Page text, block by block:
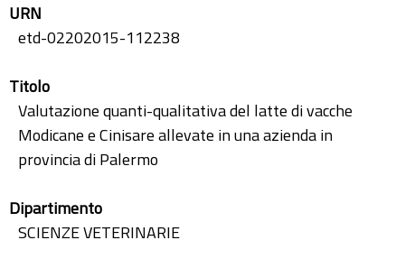
URN
etd-02202015-112238
Titolo
Valutazione quanti-qualitativa del latte di vacche
Modicane e Cinisare allevate in una azienda in
provincia di Palermo
Dipartimento
SCIENZE VETERINARIE